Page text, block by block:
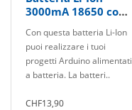
3000mA 18650 con
protezione e
connettore
Con questa batteria Li-Ion
puoi realizzare i tuoi
progetti Arduino alimentati
a batteria. La batteri..
CHF13,90